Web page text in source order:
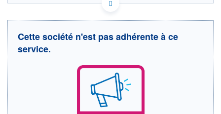
DONNÉES TEMPS DIFFÉRÉ
Cotation sur les autres places
0,0000
+ BAS
0,0000
CAPITAL ÉCHANGÉ
0,00%
Cette société n'est pas adhérente à ce
service.